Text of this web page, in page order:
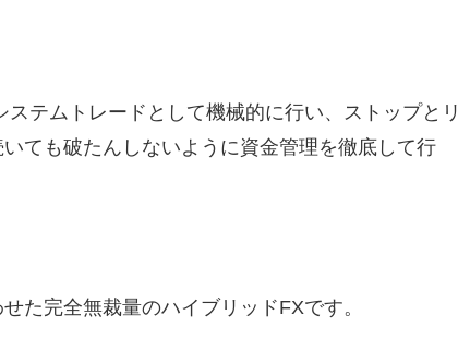
テムトレードとして機械的に行い、ストップとリ
ても破たんしないように資金管理を徹底して行
た完全無裁量のハイブリッドFXです。